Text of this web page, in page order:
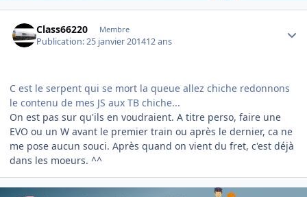
Class66220 Membre
Publication:25 janvier 201412 ans
C est le serpent qui se mort la queue allez chiche redonnons
le contenu de mes JS aux TB chiche...
On est pas sur qu'ils en voudraient. A titre perso, faire une
EVO ou un W avant le premier train ou après le dernier, ca ne
me pose aucun souci. Après quand on vient du fret, c'est déjà
dans les moeurs. ^^